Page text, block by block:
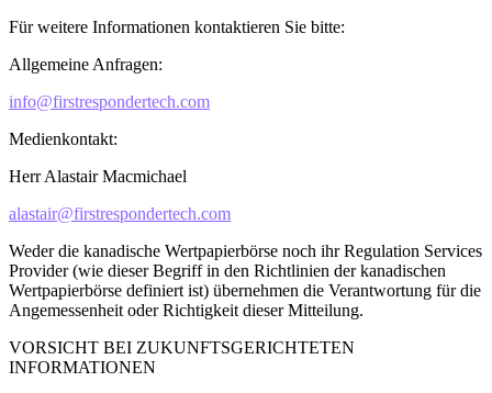
Für weitere Informationen kontaktieren Sie bitte:
Allgemeine Anfragen:
info@firstrespondertech.com
Medienkontakt:
Herr Alastair Macmichael
alastair@firstrespondertech.com
Weder die kanadische Wertpapierbörse noch ihr Regulation Services
Provider (wie dieser Begriff in den Richtlinien der kanadischen
Wertpapierbörse definiert ist) übernehmen die Verantwortung für die
Angemessenheit oder Richtigkeit dieser Mitteilung.
VORSICHT BEI ZUKUNFTSGERICHTETEN
INFORMATIONEN